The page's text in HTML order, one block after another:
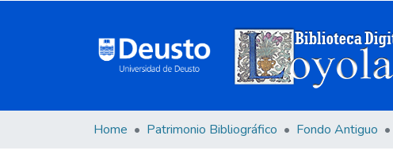
Home Patrimonio Bibliográfico Fondo Antiguo